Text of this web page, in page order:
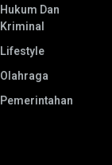
Hukum Dan
Kriminal
Lifestyle
Olahraga
Pemerintahan